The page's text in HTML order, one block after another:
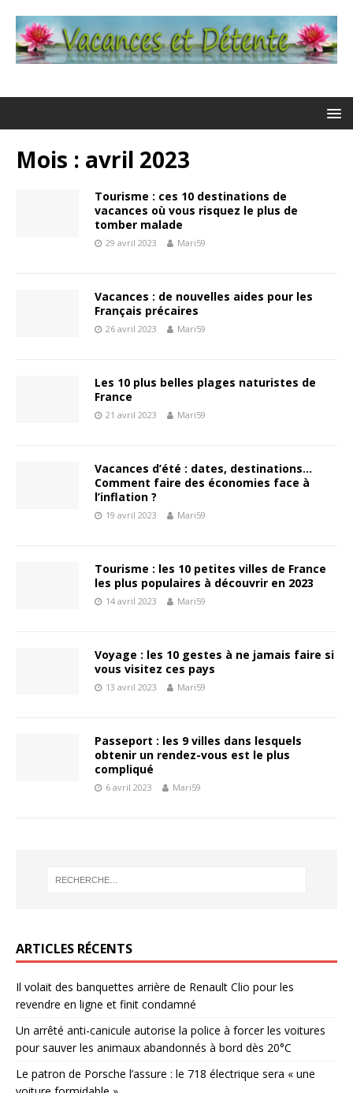
Mois : avril 2023
Tourisme : ces 10 destinations de
vacances où vous risquez le plus de
tomber malade
29 avril 2023 Mari59
Vacances : de nouvelles aides pour les
Français précaires
26 avril 2023 Mari59
Les 10 plus belles plages naturistes de
France
21 avril 2023 Mari59
Vacances d’été : dates, destinations…
Comment faire des économies face à
l’inflation ?
19 avril 2023 Mari59
Tourisme : les 10 petites villes de France
les plus populaires à découvrir en 2023
14 avril 2023 Mari59
Voyage : les 10 gestes à ne jamais faire si
vous visitez ces pays
13 avril 2023 Mari59
Passeport : les 9 villes dans lesquels
obtenir un rendez-vous est le plus
compliqué
6 avril 2023 Mari59
ARTICLES RÉCENTS
Il volait des banquettes arrière de Renault Clio pour les
revendre en ligne et finit condamné
Un arrêté anti-canicule autorise la police à forcer les voitures
pour sauver les animaux abandonnés à bord dès 20°C
Le patron de Porsche l’assure : le 718 électrique sera « une